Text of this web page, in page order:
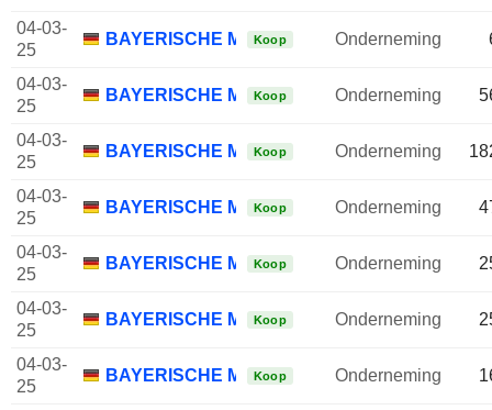
04-03-
25
BAYERISCHE MOTOREN WERKE AG
Koop Onderneming
04-03-
25
BAYERISCHE MOTOREN WERKE AG
Koop Onderneming
04-03-
25
BAYERISCHE MOTOREN WERKE AG
Koop Onderneming
04-03-
25
BAYERISCHE MOTOREN WERKE AG
Koop Onderneming
04-03-
25
BAYERISCHE MOTOREN WERKE AG
Koop Onderneming
04-03-
25
BAYERISCHE MOTOREN WERKE AG
Koop Onderneming
04-03-
25
BAYERISCHE MOTOREN WERKE AG
Koop Onderneming